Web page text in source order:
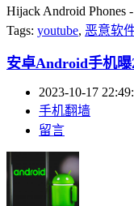
Hijack Android Phones
Tags: youtube, 恶意软
安卓Android手机
2023-10-17
手机翻墙
留言